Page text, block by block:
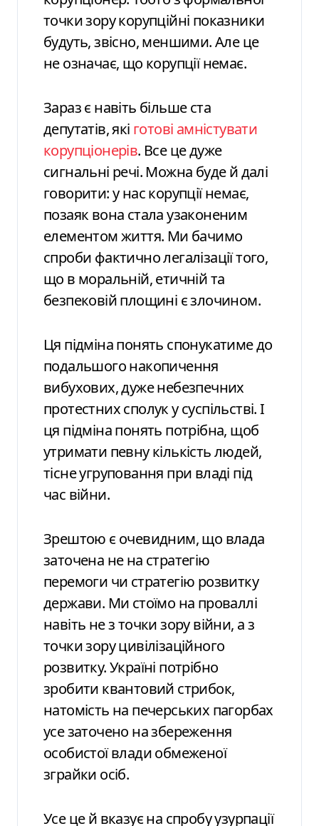
точки зору корупційні показники
будуть, звісно, меншими. Але це
не означає, що корупції немає.
Зараз є навіть більше ста
депутатів, які готові амністувати
корупціонерів. Все це дуже
сигнальні речі. Можна буде й далі
говорити: у нас корупції немає,
позаяк вона стала узаконеним
елементом життя. Ми бачимо
спроби фактично легалізації того,
що в моральній, етичній та
безпековій площині є злочином.
Ця підміна понять спонукатиме до
подальшого накопичення
вибухових, дуже небезпечних
протестних сполук у суспільстві. І
ця підміна понять потрібна, щоб
утримати певну кількість людей,
тісне угруповання при владі під
час війни.
Зрештою є очевидним, що влада
заточена не на стратегію
перемоги чи стратегію розвитку
держави. Ми стоїмо на проваллі
навіть не з точки зору війни, а з
точки зору цивілізаційного
розвитку. Україні потрібно
зробити квантовий стрибок,
натомість на печерських пагорбах
усе заточено на збереження
особистої влади обмеженої
зграйки осіб.
Усе це й вказує на спробу узурпації